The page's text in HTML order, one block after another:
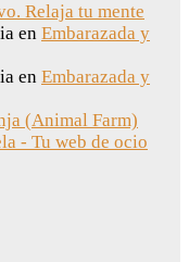
Relaja tu mente
en Embarazada y
en Embarazada y
(Animal Farm)
- Tu web de ocio